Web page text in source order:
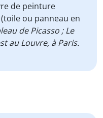
de peinture
ou panneau en
de Picasso ; Le
au Louvre, à Paris.